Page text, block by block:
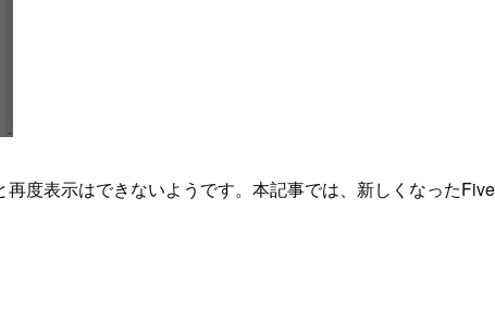
度表示はできないようです。本記事では、新しくなった